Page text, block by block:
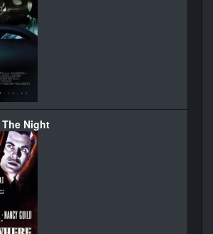
Night